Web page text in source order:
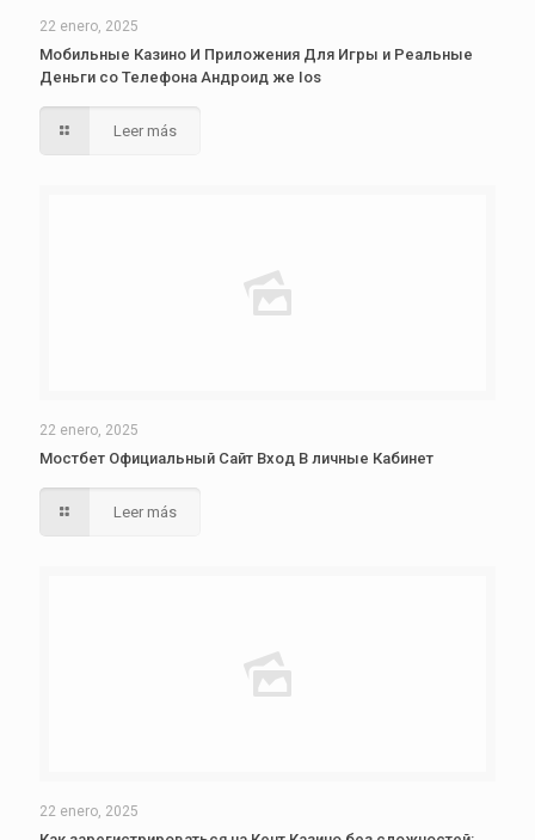
22 enero, 2025
Мобильные Казино И Приложения Для Игры и Реальные
Деньги со Телефона Андроид же Ios
Leer más
22 enero, 2025
Мостбет Официальный Сайт Вход В личные Кабинет
Leer más
22 enero, 2025